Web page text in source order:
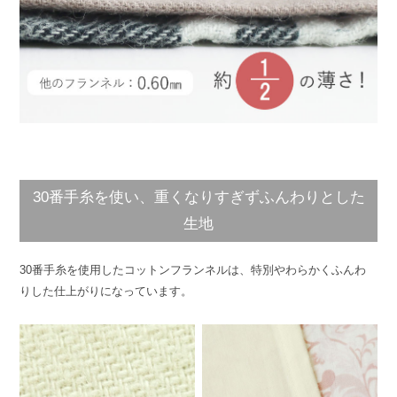
30番手糸を使い、重くなりすぎずふんわりとした
生地
30番手糸を使用したコットンフランネルは、特別やわらかくふんわ
りした仕上がりになっています。